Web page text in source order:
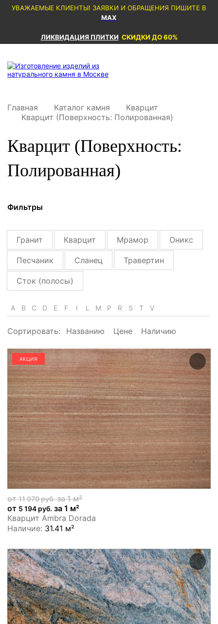
УВАЖАЕМЫЕ КЛИЕНТЫ! ЗАЯВКИ И ОБРАЩЕНИЯ ПИШИТЕ В
MAX
ЛИКВИДАЦИЯ ПЛИТКИ СКИДКИ ДО 60%
Главная Каталог камня
Кварцит
Кварцит (Поверхность: Полированная)
Кварцит (Поверхность:
Полированная)
Фильтры
Гранит Кварцит Мрамор Оникс
Песчаник Сланец Травертин
Сток (полосы)
A B C D E F I L M P R S T V
Сортировать: Названию Цене Наличию
АКЦИЯ
от11 970 руб.за 1 м²
от 5 194 руб. за 1 м²
Кварцит Ambra Dorada
Наличие: 31.41 м²